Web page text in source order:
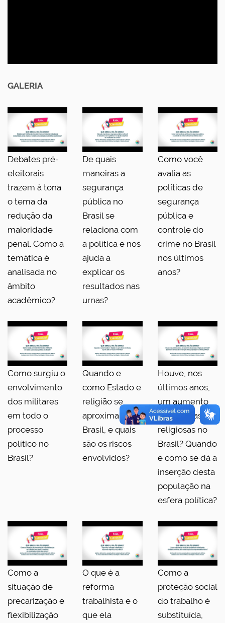
GALERIA
Debates pré-
eleitorais
trazem à tona
o tema da
redução da
maioridade
penal. Como a
temática é
analisada no
âmbito
acadêmico?
De quais
maneiras a
segurança
pública no
Brasil se
relaciona com
a política e nos
ajuda a
explicar os
resultados nas
urnas?
Como você
avalia as
políticas de
segurança
pública e
controle do
crime no Brasil
nos últimos
anos?
Como surgiu o
envolvimento
dos militares
em todo o
processo
político no
Brasil?
Quando e
como Estado e
religião se
aproximam no
Brasil, e quais
são os riscos
envolvidos?
Houve, nos
últimos anos,
um aumento
de pessoas
religiosas no
Brasil? Quando
e como se dá a
inserção desta
população na
esfera política?
Como a
situação de
precarização e
flexibilização
O que é a
reforma
trabalhista e o
que ela
Como a
proteção social
do trabalho é
substituída,